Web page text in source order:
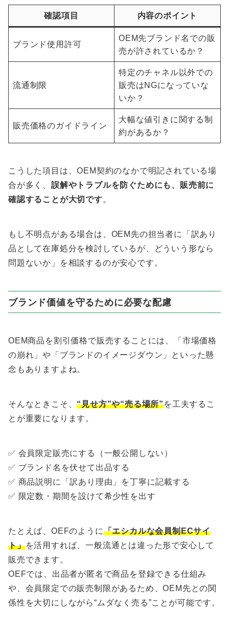
確認項目 内容のポイント
ブランド使用許可
OEM先ブランド名での販
売が許されているか？
流通制限
特定のチャネル以外での
販売はNGになっていな
いか？
販売価格のガイドライン
大幅な値引きに関する制
約があるか？
こうした項目は、OEM契約のなかで明記されている場
合が多く、 誤解やトラブルを防ぐためにも、販売前に
確認することが大切です。
もし不明点がある場合は、OEM先の担当者に「訳あり
品として在庫処分を検討しているが、どういう形なら
問題ないか」を相談するのが安心です。
ブランド価値を守るために必要な配慮
OEM商品を割引価格で販売することには、「市場価格
の崩れ」や「ブランドのイメージダウン」といった懸
念もありますよね。
そんなときこそ、“見せ方”や“売る場所”を工夫するこ
とが重要になります。
✅ 会員限定販売にする（一般公開しない）
✅ ブランド名を伏せて出品する
✅ 商品説明に「訳あり理由」を丁寧に記載する
✅ 限定数・期間を設けて希少性を出す
たとえば、OEFのように「エシカルな会員制ECサイ
ト」を活用すれば、一般流通とは違った形で安心して
販売できます。
OEFでは、出品者が匿名で商品を登録できる仕組み
や、会員限定での販売制限があるため、OEM先との関
係性を大切にしながら“ムダなく売る”ことが可能です。